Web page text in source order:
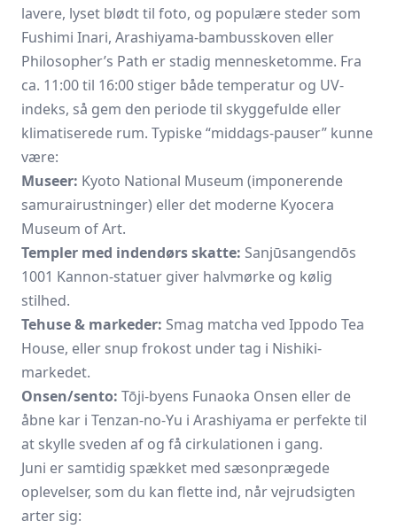
lavere, lyset blødt til foto, og populære steder som
Fushimi Inari, Arashiyama-bambusskoven eller
Philosopher’s Path er stadig mennesketomme. Fra
ca. 11:00 til 16:00 stiger både temperatur og UV-
indeks, så gem den periode til skyggefulde eller
klimatiserede rum. Typiske “middags-pauser” kunne
være:
Museer: Kyoto National Museum (imponerende
samurairustninger) eller det moderne Kyocera
Museum of Art.
Templer med indendørs skatte: Sanjūsangendōs
1001 Kannon-statuer giver halvmørke og kølig
stilhed.
Tehuse & markeder: Smag matcha ved Ippodo Tea
House, eller snup frokost under tag i Nishiki-
markedet.
Onsen/sento: Tōji-byens Funaoka Onsen eller de
åbne kar i Tenzan-no-Yu i Arashiyama er perfekte til
at skylle sveden af og få cirkulationen i gang.
Juni er samtidig spækket med sæsonprægede
oplevelser, som du kan flette ind, når vejrudsigten
arter sig: